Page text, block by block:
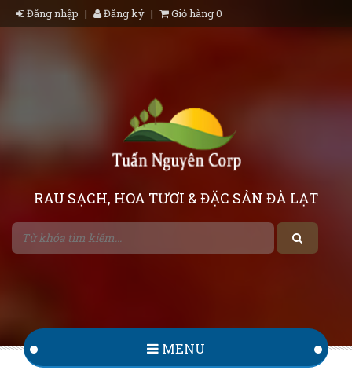
Đăng nhập | Đăng ký | Giỏ hàng 0
RAU SẠCH, HOA TƯƠI & ĐẶC SẢN ĐÀ LẠT
MENU